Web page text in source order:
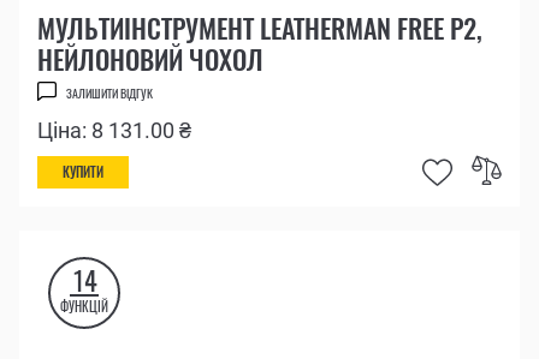
МУЛЬТИІНСТРУМЕНТ LEATHERMAN FREE P2,
НЕЙЛОНОВИЙ ЧОХОЛ
ЗАЛИШИТИ ВІДГУК
Ціна: 8 131.00 ₴
КУПИТИ
14
ФУНКЦІЙ